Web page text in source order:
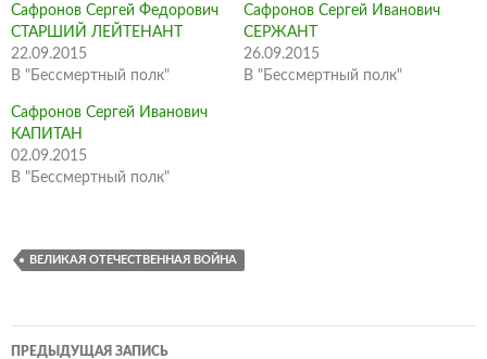
Сафронов Сергей Федорович
СТАРШИЙ ЛЕЙТЕНАНТ
22.09.2015
В "Бессмертный полк"
Сафронов Сергей Иванович
СЕРЖАНТ
26.09.2015
В "Бессмертный полк"
Сафронов Сергей Иванович
КАПИТАН
02.09.2015
В "Бессмертный полк"
ВЕЛИКАЯ ОТЕЧЕСТВЕННАЯ ВОЙНА
Навигация
ПРЕДЫДУЩАЯ ЗАПИСЬ